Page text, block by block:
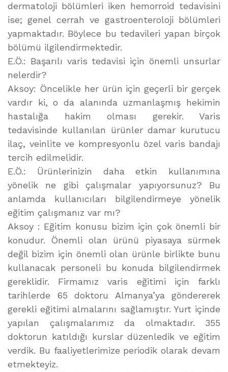
dermatoloji bölümleri iken hemorroid tedavisini
ise; genel cerrah ve gastroenteroloji bölümleri
yapmaktadır. Böylece bu tedavileri yapan birçok
bölümü ilgilendirmektedir.
E.Ö.: Başarılı varis tedavisi için önemli unsurlar
nelerdir?
Aksoy: Öncelikle her ürün için geçerli bir gerçek
vardır ki, o da alanında uzmanlaşmış hekimin
hastalığa hakim olması gerekir. Varis
tedavisinde kullanılan ürünler damar kurutucu
ilaç, veinlite ve kompresyonlu özel varis bandajı
tercih edilmelidir.
E.Ö.: Ürünlerinizin daha etkin kullanımına
yönelik ne gibi çalışmalar yapıyorsunuz? Bu
anlamda kullanıcıları bilgilendirmeye yönelik
eğitim çalışmanız var mı?
Aksoy : Eğitim konusu bizim için çok önemli bir
konudur. Önemli olan ürünü piyasaya sürmek
değil bizim için önemli olan ürünle birlikte bunu
kullanacak personeli bu konuda bilgilendirmek
gereklidir. Firmamız varis eğitimi için farklı
tarihlerde 65 doktoru Almanya’ya göndererek
gerekli eğitimi almalarını sağlamıştır. Yurt içinde
yapılan çalışmalarımız da olmaktadır. 355
doktorun katıldığı kurslar düzenledik ve eğitim
verdik. Bu faaliyetlerimize periodik olarak devam
etmekteyiz.